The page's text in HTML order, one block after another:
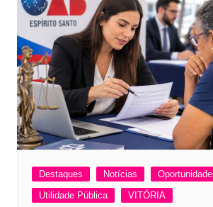
Destaques Notícias
Oportunidade
Utilidade Pública
VITÓRIA